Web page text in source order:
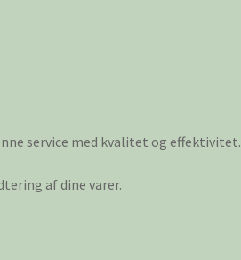
service med kvalitet og effektivitet.
af dine varer.